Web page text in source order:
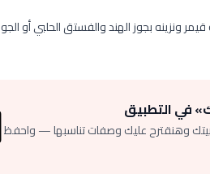
ونزينه بجوز الهند والفستق الحلبي
في التطبيق
وهنقترح عليك وصفات تناسبها — واحفظ